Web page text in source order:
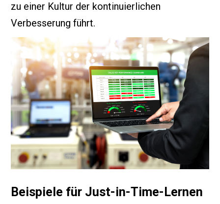
zu einer Kultur der kontinuierlichen
Verbesserung führt.
Beispiele für Just-in-Time-Lernen